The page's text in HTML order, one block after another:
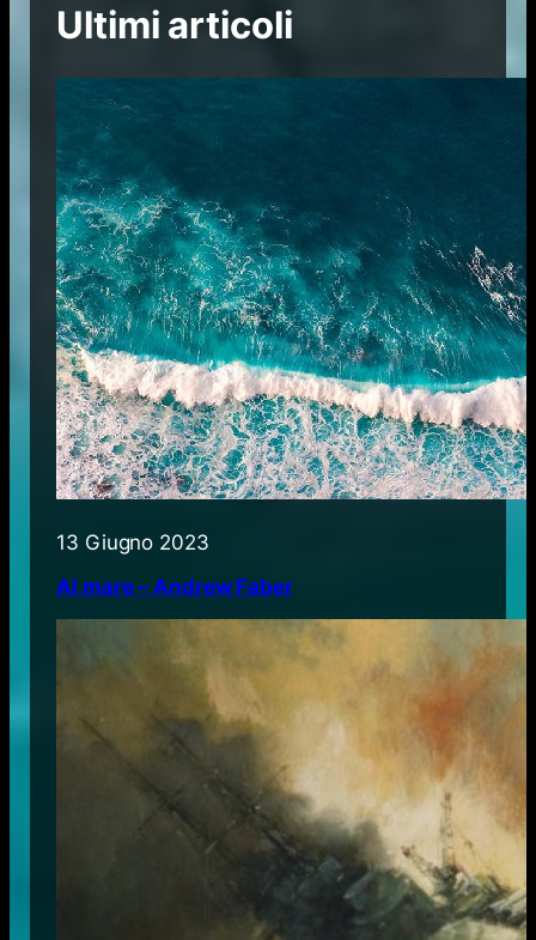
Ultimi articoli
13 Giugno 2023
Al mare – Andrew Faber